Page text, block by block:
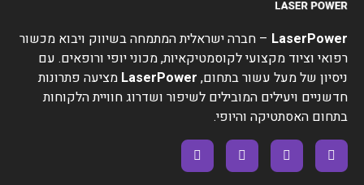
LaserPower – חברה ישראלית המתמחה בשיווק ויבוא מכשור
רפואי וציוד מקצועי לקוסמטיקאיות, מכוני יופי ורופאים. עם
ניסיון של מעל עשור בתחום, LaserPower מציעה פתרונות
חדשניים ויעילים המובילים לשיפור ושדרוג חוויית הלקוחות
בתחום האסתטיקה והיופי.